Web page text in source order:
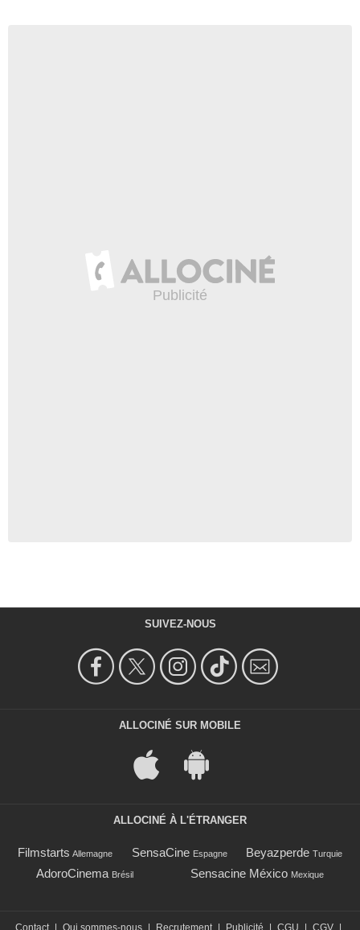
SUIVEZ-NOUS
ALLOCINÉ SUR MOBILE
ALLOCINÉ À L'ÉTRANGER
Filmstarts Allemagne SensaCine Espagne Beyazperde Turquie
AdoroCinema Brésil Sensacine México Mexique
Contact | Qui sommes-nous | Recrutement | Publicité | CGU | CGV |